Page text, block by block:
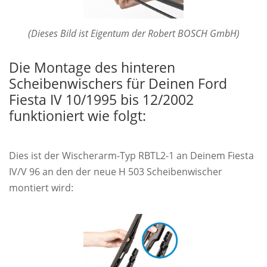
(Dieses Bild ist Eigentum der Robert BOSCH GmbH)
Die Montage des hinteren
Scheibenwischers für Deinen Ford
Fiesta IV 10/1995 bis 12/2002
funktioniert wie folgt:
Dies ist der Wischerarm-Typ RBTL2-1 an Deinem Fiesta
IV/V 96 an den der neue H 503 Scheibenwischer
montiert wird: